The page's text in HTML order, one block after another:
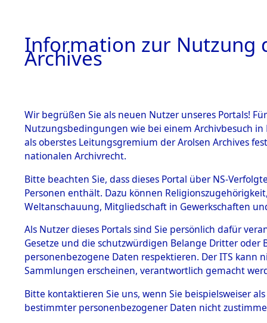
BESTÄNDE
1.
Inhaftierungsdoku
mente
1.2.9 Beim ITS
Effekten
1.2.9.1
Effekten aus
dem KZ
Dachau
1.2.9.2
Effekten aus
dem KZ
0003
Information zur Nutzung
Archives
Wir begrüßen Sie als neuen Nutzer unseres Portals!
Nutzungsbedingungen wie bei einem Archivbesuch
als oberstes Leitungsgremium der Arolsen Archives
nationalen Archivrecht.
Bitte beachten Sie, dass dieses Portal über NS-
Personen enthält. Dazu können
Weltanschauung, Mitgliedschaft in Gewerkschaften
Als Nutzer dieses Portals sind Sie persönlich dafür
Gesetze und die schutzwürdigen Belange Dritter
personenbezogene Daten respektieren. Der ITS
Sammlungen erscheinen, verantwortlich gemacht
Bitte kontaktieren Sie uns, wenn Sie beispielsweiser
bestimmter personenbezogener Daten nicht